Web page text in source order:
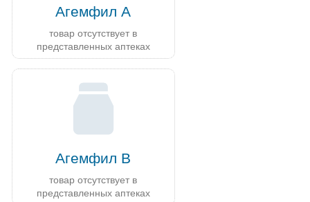
Агемфил А
товар отсутствует в
представленных аптеках
Агемфил В
товар отсутствует в
представленных аптеках